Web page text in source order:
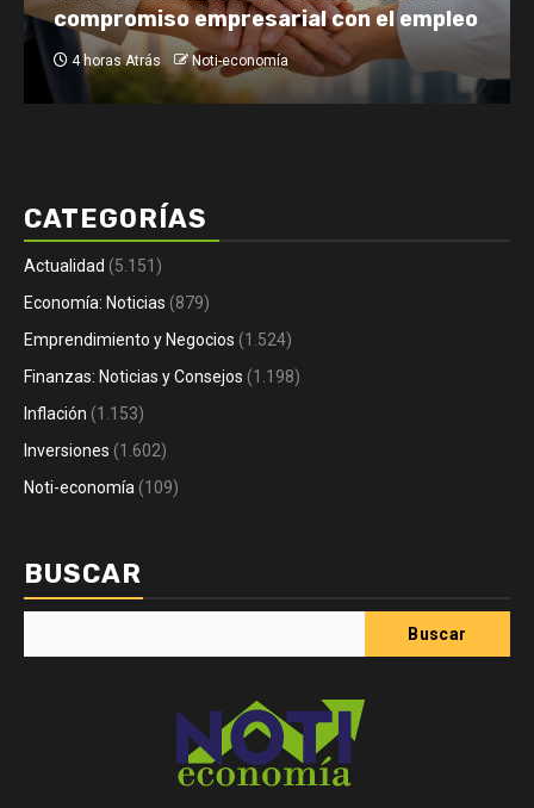
empresarial con el empleo
Noti-economía
qué hora y
1 día Atrás
CATEGORÍAS
Actualidad (5.151)
Economía: Noticias (879)
Emprendimiento y Negocios (1.524)
Finanzas: Noticias y Consejos (1.198)
Inflación (1.153)
Inversiones (1.602)
Noti-economía (109)
BUSCAR
Buscar